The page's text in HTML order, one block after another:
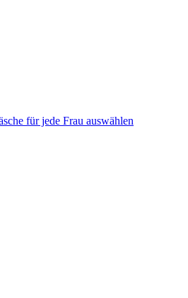
für jede Frau auswählen